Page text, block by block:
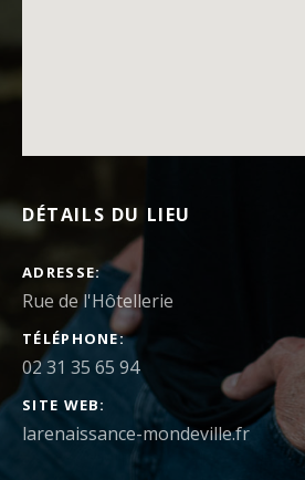
DÉTAILS DU LIEU
ADRESSE
TÉLÉPHONE
02 31 35 65 94
SITE WEB
larenaissance-mondeville.fr